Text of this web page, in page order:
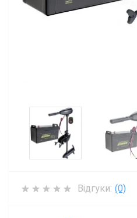
Відгуки: (0)